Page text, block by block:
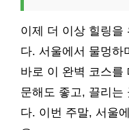
이제 더 이상 힐링을
다. 서울에서 물멍하
바로 이 완벽 코스를
문해도 좋고, 끌리는
다. 이번 주말, 서울